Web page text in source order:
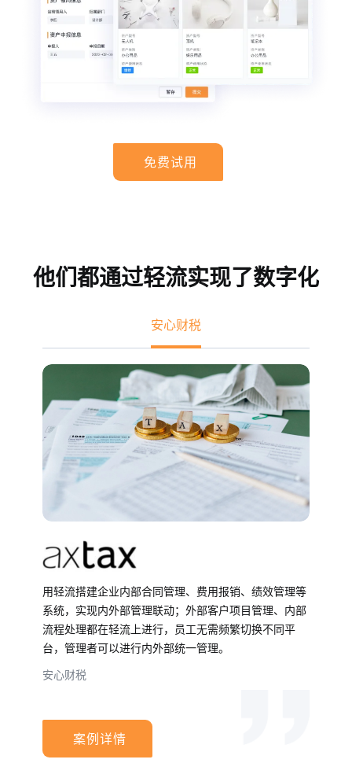
免费试用
他们都通过轻流实现了数字化
安心财税
用轻流搭建企业内部合同管理、费用报销、绩效管理等
系统，实现内外部管理联动；外部客户项目管理、内部
流程处理都在轻流上进行，员工无需频繁切换不同平
台，管理者可以进行内外部统一管理。
安心财税
案例详情